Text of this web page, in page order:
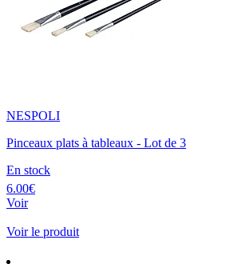
NESPOLI
Pinceaux plats à tableaux - Lot de 3
En stock
6.00€
Voir
Voir le produit